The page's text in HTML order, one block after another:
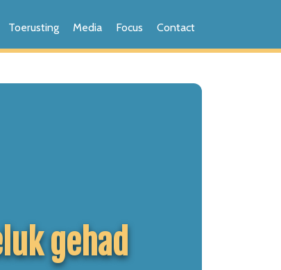
Toerusting Media Focus Contact
gehad